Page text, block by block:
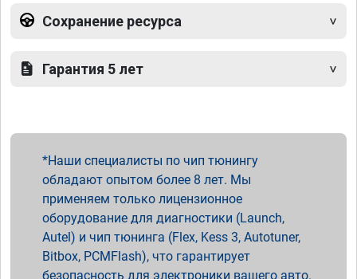
Сохранение ресурса
Гарантия 5 лет
Наши специалисты по чип тюнингу
обладают опытом более 8 лет. Мы
применяем только лицензионное
оборудование для диагностики (Launch,
Autel) и чип тюнинга (Flex, Kess 3, Autotuner,
Bitbox, PCMFlash), что гарантирует
безопасность для электроники вашего авто.